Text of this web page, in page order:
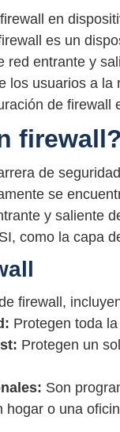
en
es un
red entrante y
los usuarios a
de firewall
firewall?
de
se
y saliente
como la capa
firewall,
Protegen toda
Protegen un
Son
hogar o una